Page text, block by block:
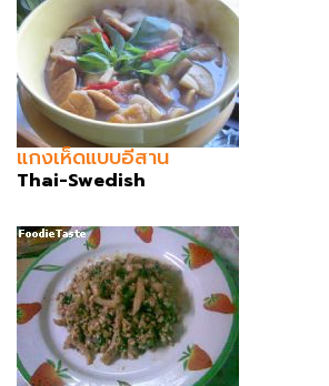
แกงเห็ดแบบอีสาน
Thai-Swedish